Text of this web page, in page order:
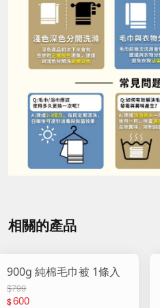
相關的產品
900g 純棉毛巾被 1條入
$799
$600